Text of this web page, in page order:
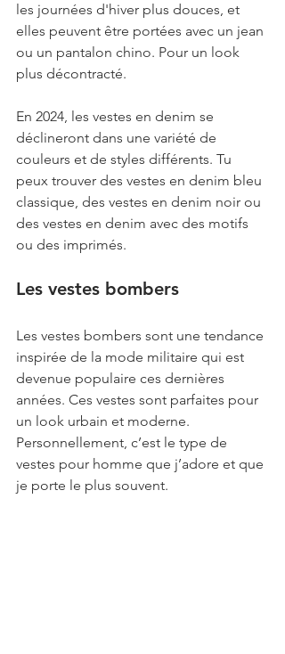
les journées d'hiver plus douces, et
elles peuvent être portées avec un jean
ou un pantalon chino. Pour un look
plus décontracté.
En 2024, les vestes en denim se
déclineront dans une variété de
couleurs et de styles différents. Tu
peux trouver des vestes en denim bleu
classique, des vestes en denim noir ou
des vestes en denim avec des motifs
ou des imprimés.
Les vestes bombers
Les vestes bombers sont une tendance
inspirée de la mode militaire qui est
devenue populaire ces dernières
années. Ces vestes sont parfaites pour
un look urbain et moderne.
Personnellement, c’est le type de
vestes pour homme que j’adore et que
je porte le plus souvent.